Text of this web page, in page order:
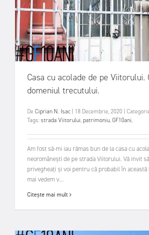
Casa cu acolade de pe Viitorului.
domeniul trecutului.
De Ciprian N. Isac 18 Decembrie, 2020
Tags:strada Viitorului,patrimoniu,GF10ani,
Am fost să-mi iau rămas bun de la casa cu
neoromânești de pe strada Viitorului. Vă invit
privegheați și voi pentru că probabil în această
mai vedem v...
Citește mai mult